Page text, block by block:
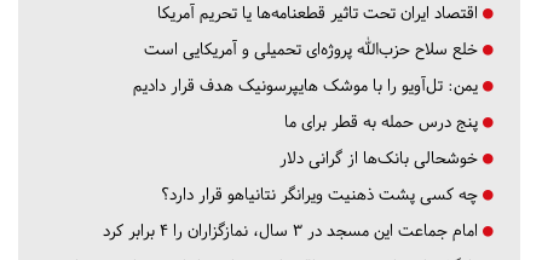
اقتصاد ایران تحت تاثیر قطعنامه‌ها یا تحریم‌ آمریکا
خلع سلاح حزب‌الله پروژه‌ای تحمیلی و آمریکایی است
یمن: تل‌آویو را با موشک هایپرسونیک هدف قرار دادیم
پنج درس‌ حمله به قطر برای ما
خوشحالی بانک‌ها از گرانی دلار
چه کسی پشت ذهنیت ویرانگر نتانیاهو قرار دارد؟
امام جماعت این مسجد در ۳ سال، نمازگزاران را ۴ برابر کرد